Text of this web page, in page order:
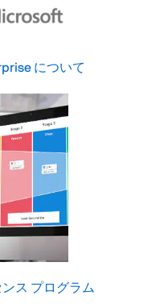
について
ス プログラム